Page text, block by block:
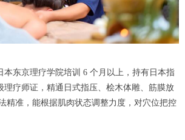
东京理疗学院培训 6 个月以上，持有日本指
理疗师证，精通日式指压、桧木体雕、筋膜放
精准，能根据肌肉状态调整力度，对穴位把控